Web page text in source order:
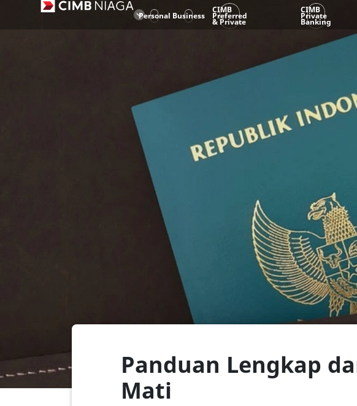
Personal Business
CIMB
Preferred
& Private
CIMB
Private
Banking
Panduan Lengkap
Mati